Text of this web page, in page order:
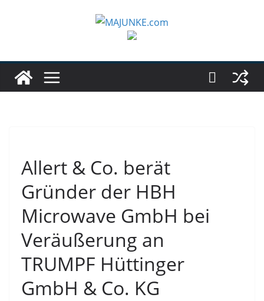
Allert & Co. berät
Gründer der HBH
Microwave GmbH bei
Veräußerung an
TRUMPF Hüttinger
GmbH & Co. KG